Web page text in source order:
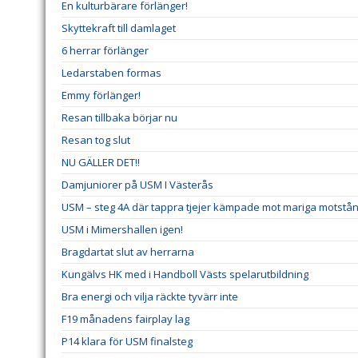
En kulturbärare förlänger!
Skyttekraft till damlaget
6 herrar förlänger
Ledarstaben formas
Emmy förlänger!
Resan tillbaka börjar nu
Resan tog slut
NU GÄLLER DET!!
Damjuniorer på USM I Västerås
USM – steg 4A där tappra tjejer kämpade mot mariga
USM i Mimershallen igen!
Bragdartat slut av herrarna
Kungälvs HK med i Handboll Västs spelarutbildning
Bra energi och vilja räckte tyvärr inte
F19 månadens fairplay lag
P14 klara för USM finalsteg